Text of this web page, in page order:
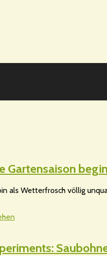
Gartensaison
Wetterfrosch völlig